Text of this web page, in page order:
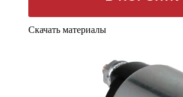
Скачать материалы